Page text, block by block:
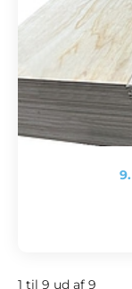
9.
1 til 9 ud af 9